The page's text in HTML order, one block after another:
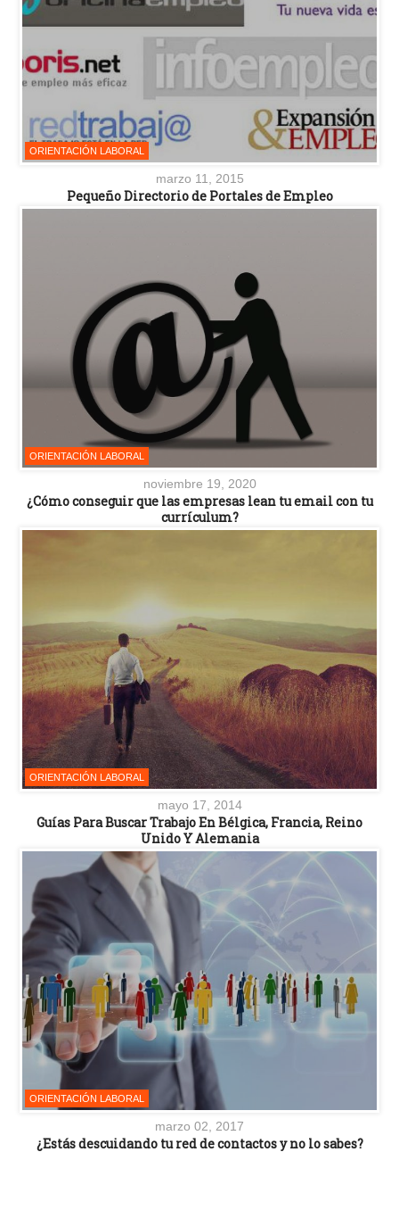
ORIENTACIÓN LABORAL
marzo 11, 2015
Pequeño Directorio de Portales de Empleo
ORIENTACIÓN LABORAL
noviembre 19, 2020
¿Cómo conseguir que las empresas lean tu email con tu
currículum?
ORIENTACIÓN LABORAL
mayo 17, 2014
Guías Para Buscar Trabajo En Bélgica, Francia, Reino
Unido Y Alemania
ORIENTACIÓN LABORAL
marzo 02, 2017
¿Estás descuidando tu red de contactos y no lo sabes?